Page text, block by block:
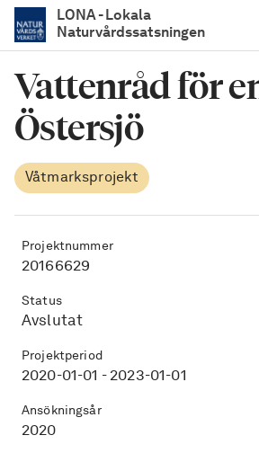
LONA - Lokala
Naturvårdssatsningen
Vattenråd för
Östersjö
Egenskaper
Våtmarksprojekt
Information
Projektnummer
20166629
Status
Avslutat
Projektperiod
2020-01-01 - 2023-01-01
Ansökningsår
2020